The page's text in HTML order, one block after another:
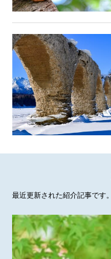
最近更新された紹介記事です。